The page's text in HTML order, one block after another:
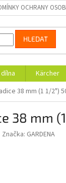
OCHRANY
HLEDAT
Kärcher
38 mm (1 1/2")
38 mm
Značka: GARDENA